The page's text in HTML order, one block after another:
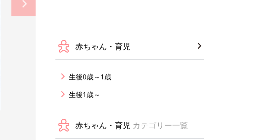
赤ちゃん・育児
生後0歳～1歳
生後1歳～
赤ちゃん・育児 カテゴリー一覧